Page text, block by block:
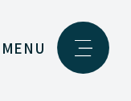
MENU